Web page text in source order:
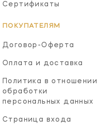
Сертификаты
ПОКУПАТЕЛЯМ
Договор-Оферта
Оплата и доставка
Политика в отношении
обработки
персональных данных
Страница входа